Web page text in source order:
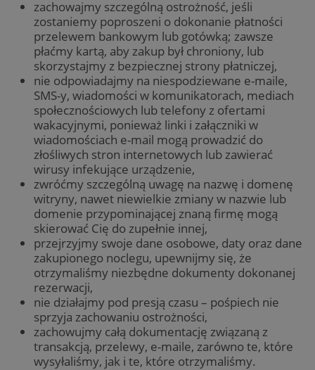
zachowajmy szczególną ostrożność, jeśli
zostaniemy poproszeni o dokonanie płatności
przelewem bankowym lub gotówką; zawsze
płaćmy kartą, aby zakup był chroniony, lub
skorzystajmy z bezpiecznej strony płatniczej,
nie odpowiadajmy na niespodziewane e-maile,
SMS-y, wiadomości w komunikatorach, mediach
społecznościowych lub telefony z ofertami
wakacyjnymi, ponieważ linki i załączniki w
wiadomościach e-mail mogą prowadzić do
złośliwych stron internetowych lub zawierać
wirusy infekujące urządzenie,
zwróćmy szczególną uwagę na nazwę i domenę
witryny, nawet niewielkie zmiany w nazwie lub
domenie przypominającej znaną firmę mogą
skierować Cię do zupełnie innej,
przejrzyjmy swoje dane osobowe, daty oraz dane
zakupionego noclegu, upewnijmy się, że
otrzymaliśmy niezbędne dokumenty dokonanej
rezerwacji,
nie działajmy pod presją czasu – pośpiech nie
sprzyja zachowaniu ostrożności,
zachowujmy całą dokumentację związaną z
transakcją, przelewy, e-maile, zarówno te, które
wysyłaliśmy, jak i te, które otrzymaliśmy.